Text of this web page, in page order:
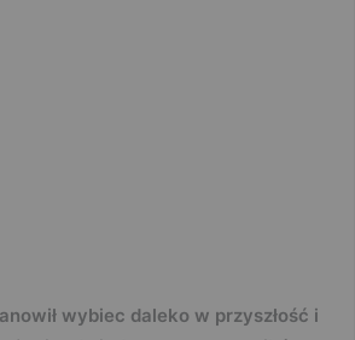
wybiec daleko w przyszłość i